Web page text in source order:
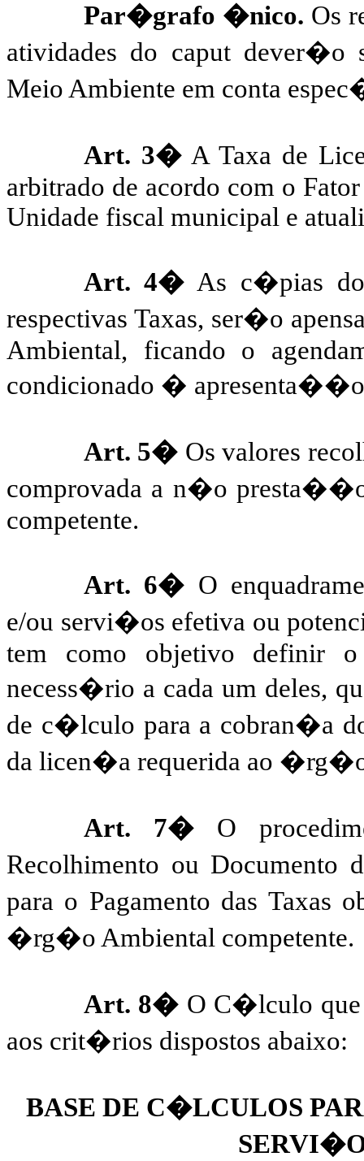
Par�grafo �nico. Os
atividades do caput dever�o
Meio Ambiente em conta
Art. 3�A Taxa de
arbitrado de acordo com o
Unidade fiscal municipal e
Art. 4� As c�pias
respectivas Taxas, ser�o
Ambiental, ficando o
condicionado � apresenta��o
Art. 5� Os valores
comprovada a n�o
competente.
Art. 6� O
e/ou servi�os efetiva ou
tem como objetivo definir o
necess�rio a cada um deles,
de c�lculo para a cobran�a
da licen�a requerida ao
Art. 7�O
Recolhimento ou
para o Pagamento das Taxas
�rg�o Ambiental competente.
Art. 8� O C�lculo que
aos crit�rios dispostos abaixo:
BASE DE C�LCULOS